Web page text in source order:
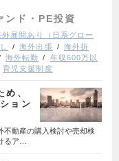
ンド・PE投資
外展開あり（日系グロー
海外出張
海外折
海外転勤
年収600万以
育児支援制度
、
ョン
不動産の購入検討や売却検
るア…